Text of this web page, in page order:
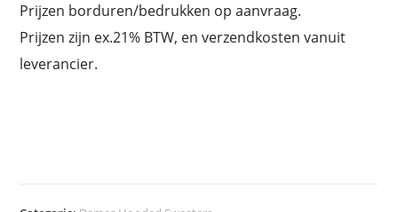
Prijzen borduren/bedrukken op aanvraag.
Prijzen zijn ex.21% BTW, en verzendkosten vanuit
leverancier.